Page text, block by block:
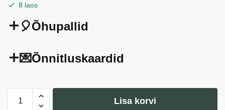
8 laos
🎈Õhupallid
💌Õnnitluskaardid
Masrojana
Lisa korvi